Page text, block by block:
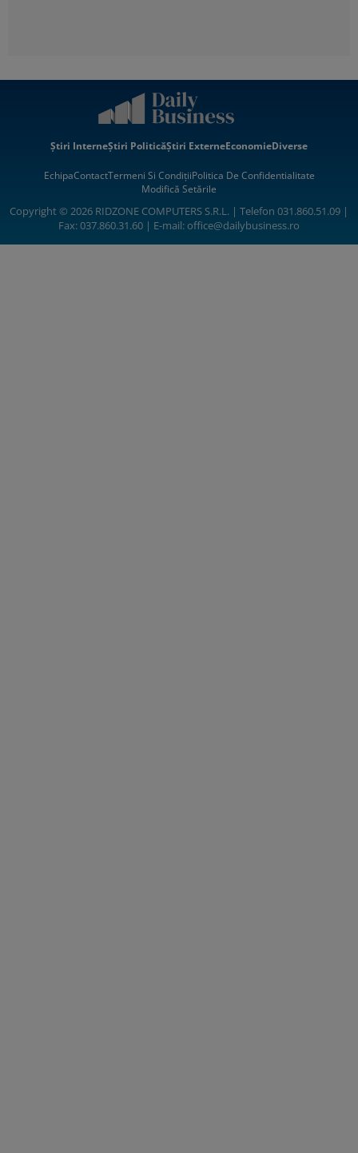
Știri InterneȘtiri PoliticăȘtiri ExterneEconomieDiverse
EchipaContactTermeni Si CondițiiPolitica De Confidentialitate
Modifică Setările
Copyright © 2026 RIDZONE COMPUTERS S.R.L. | Telefon 031.860.51.09 |
Fax: 037.860.31.60 | E-mail:office@dailybusiness.ro